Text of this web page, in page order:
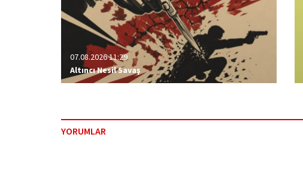
07.08.2026 11:29
Altıncı Nesil Savaş
YORUMLAR